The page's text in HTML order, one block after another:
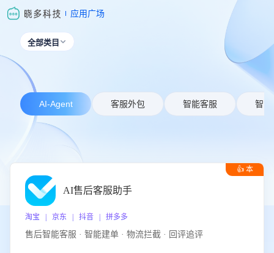
应用广场
全部类目 
AI-Agent 客服外包 智能客服 智能
👍 本
AI售后客服助手
淘宝 | 京东 | 抖音 | 拼多多
售后智能客服 · 智能建单 · 物流拦截 · 回评追评